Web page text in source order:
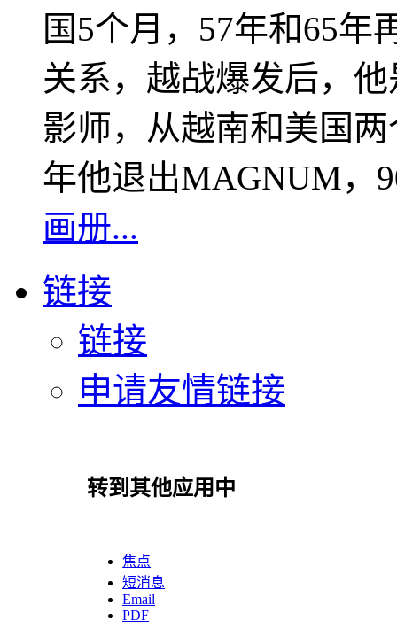
国5个月，57年和65年
关系，越战爆发后，
影师，从越南和美国
年他退出MAGNUM，
画册...
链接
链接
申请友情链接
转到其他应用中
焦点
短消息
Email
PDF